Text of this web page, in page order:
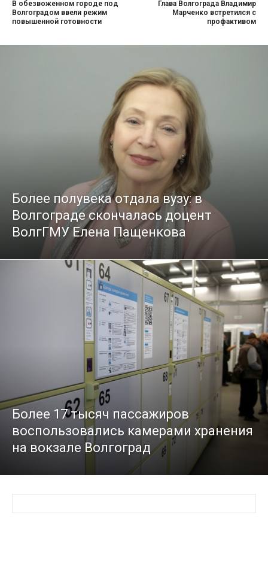
В обезвоженном городе под
Волгоградом ввели режим
повышенной готовности
Глава Волгограда Владимир
Марченко встретился с
профактивом
Более полувека отдала вузу: в
Волгограде скончалась доцент
ВолгГМУ Елена Пащенкова
Более 17 тысяч пассажиров
воспользовались камерами хранения
на вокзале Волгоград